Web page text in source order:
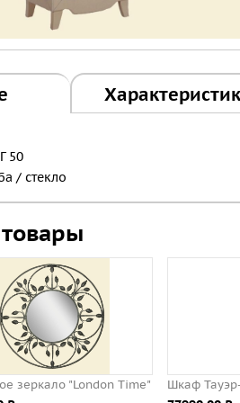
50
/ стекло
Time" Шкаф Тауэр-2/1